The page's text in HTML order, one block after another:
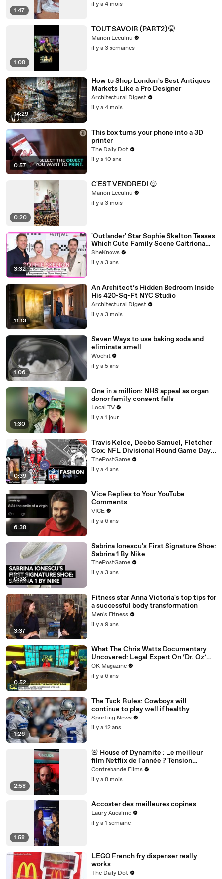
1:47
il y a 4 mois
1:08
TOUT SAVOIR (PART2) 🤫
Manon Leculnu
il y a 3 semaines
14:29
How to Shop London’s Best Antiques
Markets Like a Pro Designer
Architectural Digest
il y a 4 mois
0:57
This box turns your phone into a 3D
printer
The Daily Dot
il y a 10 ans
0:20
C'EST VENDREDI 😌
Manon Leculnu
il y a 3 mois
3:32
'Outlander' Star Sophie Skelton Teases
Which Cute Family Scene Caitríona
Balfe Directed & Gives the Ultimate
Sam Heughan Impersonation
SheKnows
il y a 3 ans
11:13
An Architect’s Hidden Bedroom Inside
His 420-Sq-Ft NYC Studio
Architectural Digest
il y a 3 mois
1:06
Seven Ways to use baking soda and
eliminate smell
Wochit
il y a 5 ans
1:30
One in a million: NHS appeal as organ
donor family consent falls
Local TV
il y a 1 jour
0:39
Travis Kelce, Deebo Samuel, Fletcher
Cox: NFL Divisional Round Game Day
Fashion Winners
ThePostGame
il y a 4 ans
6:38
Vice Replies to Your YouTube
Comments
VICE
il y a 6 ans
0:38
Sabrina Ionescu's First Signature Shoe:
Sabrina 1 By Nike
ThePostGame
il y a 3 ans
3:37
Fitness star Anna Victoria's top tips for
a successful body transformation
Men's Fitness
il y a 9 ans
0:52
What The Chris Watts Documentary
Uncovered: Legal Expert On ‘Dr. Oz’
Has Theories
OK Magazine
il y a 6 ans
1:26
The Tuck Rules: Cowboys will
continue to play well if healthy
Sporting News
il y a 12 ans
2:58
🚨 House of Dynamite : Le meilleur
film Netflix de l'année ? Tension
nucléaire et décision impossible 🎬
Contrebande Films
il y a 8 mois
1:58
Accoster des meilleures copines
Laury Aucalme
il y a 1 semaine
LEGO French fry dispenser really
works
The Daily Dot